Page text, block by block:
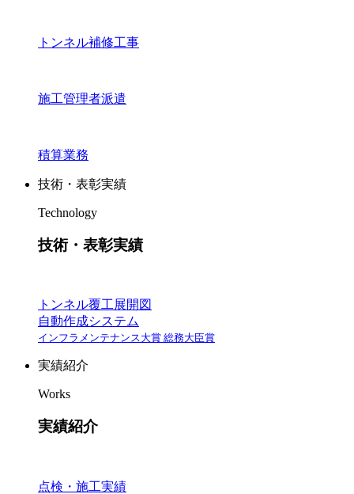
トンネル補修工事
施工管理者派遣
積算業務
技術・表彰実績
Technology
技術・表彰実績
トンネル覆工展開図
自動作成システム
インフラメンテナンス大賞 総務大臣賞
実績紹介
Works
実績紹介
点検・施工実績